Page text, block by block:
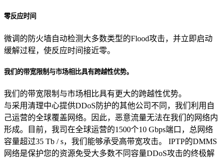
零反应时间
微调的防火墙自动检测大多数类型的Flood攻击，并立即启动
缓解过程，使反应时间接近零。
我们的带宽限制与市场相比具有跨越性优势。
我们的带宽限制与市场相比具有更大的跨越性优势。
与采用清理中心提供DDoS防护的其他公司不同，我们利用自
己运营的全球覆盖网络。因此，恶意流量无法在我们的网络内
形成。目前，我司在全球运营的1500个10 Gbps端口，总网络
容量超过35 Tb / s，我们能够承受高带宽攻击。 IPTP的DMMS
网络是保护您的资源免受大多数不同容量DDoS攻击的终极解